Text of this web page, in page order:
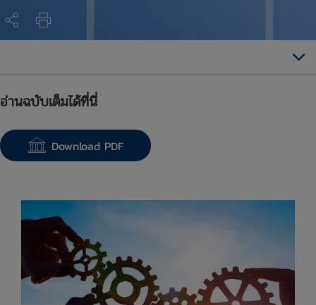
อ่านฉบับเต็มได้ที่นี่
Download PDF